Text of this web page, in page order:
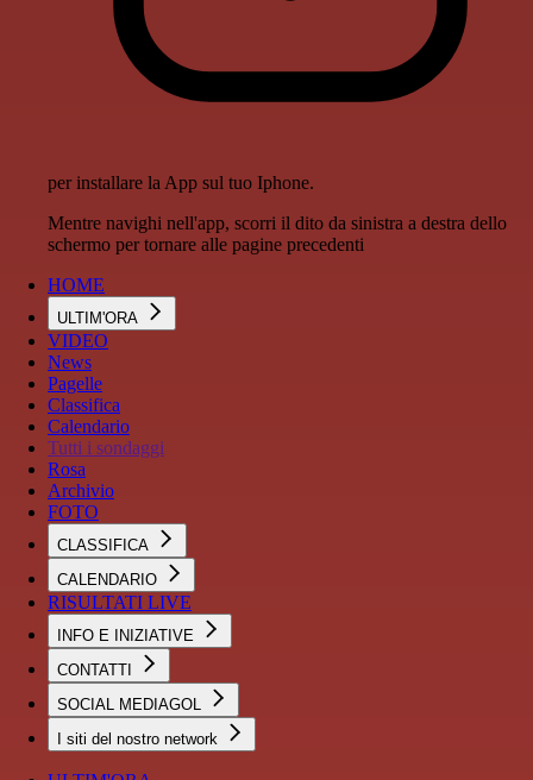
per installare la App sul tuo Iphone.
Mentre navighi nell'app, scorri il dito da sinistra a destra dello
schermo per tornare alle pagine precedenti
HOME
ULTIM'ORA
VIDEO
News
Pagelle
Classifica
Calendario
Tutti i sondaggi
Rosa
Archivio
FOTO
CLASSIFICA
CALENDARIO
RISULTATI LIVE
INFO E INIZIATIVE
CONTATTI
SOCIAL MEDIAGOL
I siti del nostro network